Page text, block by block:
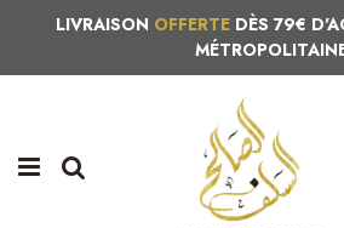
LIVRAISON OFFERTEDÈS 79€